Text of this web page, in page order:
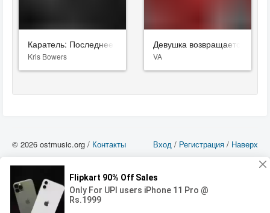
Каратель: Последнее убийство
Kris Bowers
Девушка возвращается
VA
Вход / Регистрация / Наверх
© 2026 ostmusic.org / Контакты
прав) и охраняются Законом «Об авторском праве и смежных правах». Вы
можете использовать такие материалы только в том в случае, если
использование производится с ознакомительными целями - для прочих целей
вы должны приобрести лицензионную запись.